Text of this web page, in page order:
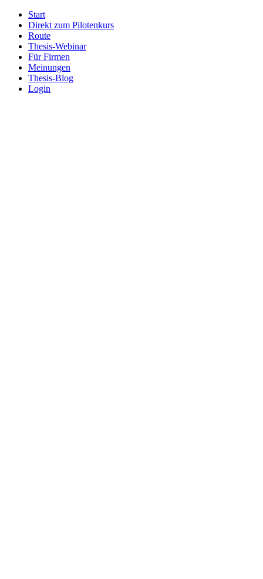
Start
Direkt zum Pilotenkurs
Route
Thesis-Webinar
Für Firmen
Meinungen
Thesis-Blog
Login